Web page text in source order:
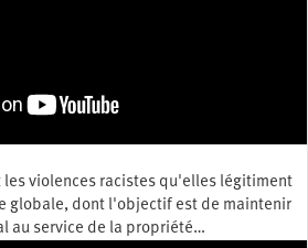
les violences racistes qu'elles légitiment
globale, dont l'objectif est de maintenir
au service de la propriété…